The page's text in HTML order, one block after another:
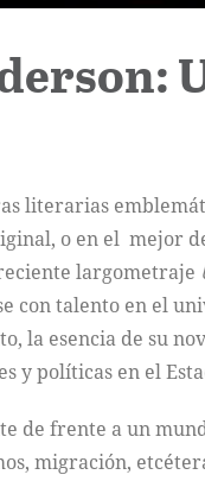
literarias
o en el mejor
largometraje
con talento en el
la esencia de su
y políticas en el
de frente a un
migración,